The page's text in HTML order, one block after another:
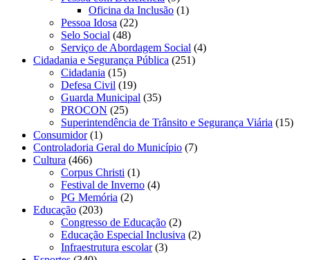
Oficina da Inclusão (1)
Pessoa Idosa (22)
Selo Social (48)
Serviço de Abordagem Social (4)
Cidadania e Segurança Pública (251)
Cidadania (15)
Defesa Civil (19)
Guarda Municipal (35)
PROCON (25)
Superintendência de Trânsito e Segurança Viária (15)
Consumidor(1)
Controladoria Geral do Município (7)
Cultura (466)
Corpus Christi (1)
Festival de Inverno (4)
PG Memória (2)
Educação (203)
Congresso de Educação (2)
Educação Especial Inclusiva (2)
Infraestrutura escolar(3)